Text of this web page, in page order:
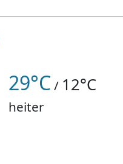
29°C / 12°C
heiter